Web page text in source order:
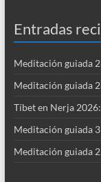
Entradas
Meditación guiada
Meditación guiada
Tíbet en Nerja
Meditación guiada
Meditación guiada